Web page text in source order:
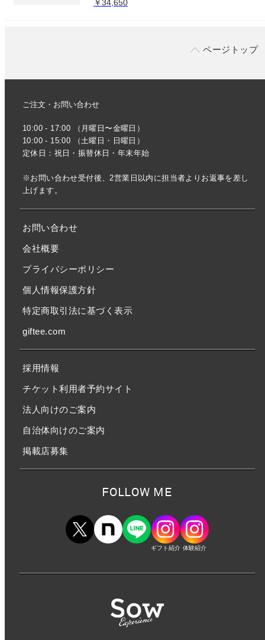
￥34,650
ページトップ
ご注文・お問い合わせ
10:00 - 17:00 （月曜日〜金曜日）
10:00 - 15:00 （土曜日・日曜日）
定休日：祝日・振替休日・年末年始
※お問い合わせ受付後、2営業日以内に担当者よりお返事を差し
上げます。
お問い合わせ
会社概要
プライバシーポリシー
個人情報保護方針
特定商取引法に基づく表示
giftee.com
採用情報
チケット利用者予約サイト
法人向けのご案内
自治体向けのご案内
掲載店募集
FOLLOW ME
ギフト紹介 体験紹介